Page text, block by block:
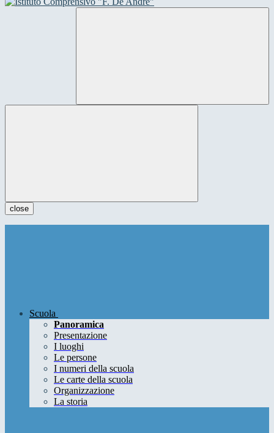
close
Scuola
Panoramica
Presentazione
I luoghi
Le persone
I numeri della scuola
Le carte della scuola
Organizzazione
La storia